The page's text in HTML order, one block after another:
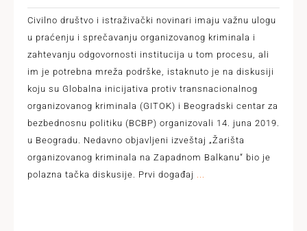
Civilno društvo i istraživački novinari imaju važnu ulogu
u praćenju i sprečavanju organizovanog kriminala i
zahtevanju odgovornosti institucija u tom procesu, ali
im je potrebna mreža podrške, istaknuto je na diskusiji
koju su Globalna inicijativa protiv transnacionalnog
organizovanog kriminala (GITOK) i Beogradski centar za
bezbednosnu politiku (BCBP) organizovali 14. juna 2019.
u Beogradu. Nedavno objavljeni izveštaj „Žarišta
organizovanog kriminala na Zapadnom Balkanu“ bio je
polazna tačka diskusije. Prvi događaj ...